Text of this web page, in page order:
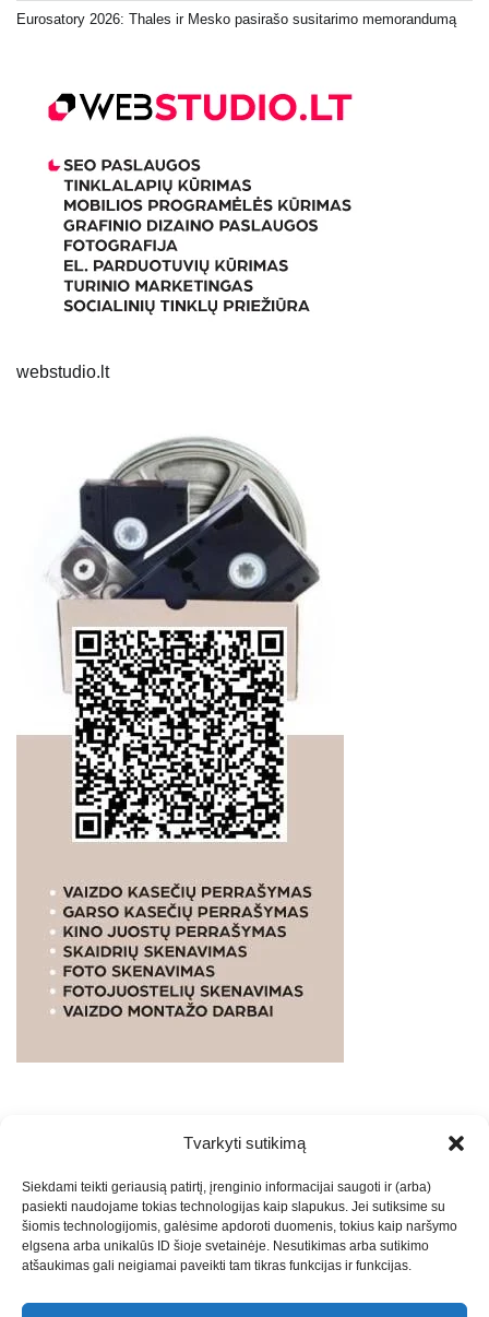
Tvarkyti sutikimą
Siekdami teikti geriausią patirtį, įrenginio informacijai saugoti ir (arba)
pasiekti naudojame tokias technologijas kaip slapukus. Jei sutiksime su
šiomis technologijomis, galėsime apdoroti duomenis, tokius kaip naršymo
elgsena arba unikalūs ID šioje svetainėje. Nesutikimas arba sutikimo
atšaukimas gali neigiamai paveikti tam tikras funkcijas ir funkcijas.
Eurosatory 2026: Thales ir Mesko pasirašo susitarimo memorandumą
webstudio.lt
PASLAUGOS. SEO tekstų rašymas, turinio kūrimas,
straipsnių rašymas ir talpinimas į mūsų valdomas
svetaines.2026Armijai.LTTheme: Express News ByAdore
Themes.